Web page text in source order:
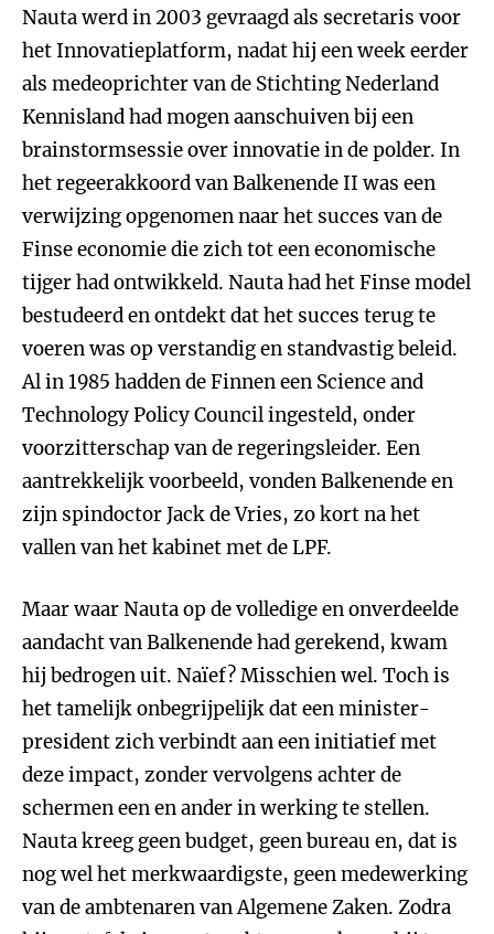
Nauta werd in 2003 gevraagd als secretaris voor
het Innovatieplatform, nadat hij een week eerder
als medeoprichter van de Stichting Nederland
Kennisland had mogen aanschuiven bij een
brainstormsessie over innovatie in de polder. In
het regeerakkoord van Balkenende II was een
verwijzing opgenomen naar het succes van de
Finse economie die zich tot een economische
tijger had ontwikkeld. Nauta had het Finse model
bestudeerd en ontdekt dat het succes terug te
voeren was op verstandig en standvastig beleid.
Al in 1985 hadden de Finnen een Science and
Technology Policy Council ingesteld, onder
voorzitterschap van de regeringsleider. Een
aantrekkelijk voorbeeld, vonden Balkenende en
zijn spindoctor Jack de Vries, zo kort na het
vallen van het kabinet met de LPF.
Maar waar Nauta op de volledige en onverdeelde
aandacht van Balkenende had gerekend, kwam
hij bedrogen uit. Naïef? Misschien wel. Toch is
het tamelijk onbegrijpelijk dat een minister-
president zich verbindt aan een initiatief met
deze impact, zonder vervolgens achter de
schermen een en ander in werking te stellen.
Nauta kreeg geen budget, geen bureau en, dat is
nog wel het merkwaardigste, geen medewerking
van de ambtenaren van Algemene Zaken. Zodra